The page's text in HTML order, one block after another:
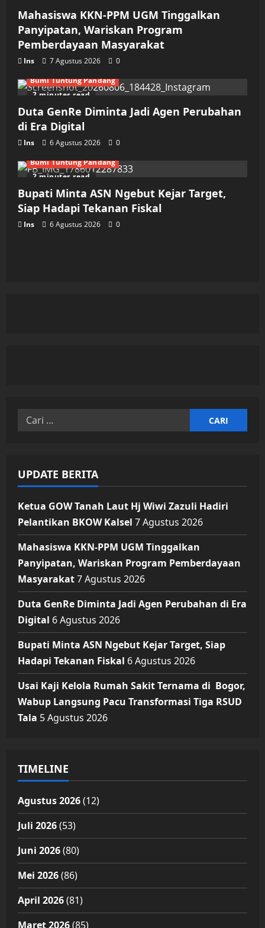
Mahasiswa KKN-PPM UGM Tinggalkan
Panyipatan, Wariskan Program
Pemberdayaan Masyarakat
Ins 7 Agustus 2026 0
2 minutes read
Bumi Tuntung Pandang
Duta GenRe Diminta Jadi Agen Perubahan
di Era Digital
Ins 6 Agustus 2026 0
2 minutes read
Bumi Tuntung Pandang
Bupati Minta ASN Ngebut Kejar Target,
Siap Hadapi Tekanan Fiskal
Ins 6 Agustus 2026 0
Cari
UPDATE BERITA
Ketua GOW Tanah Laut Hj Wiwi Zazuli Hadiri
Pelantikan BKOW Kalsel 7 Agustus 2026
Mahasiswa KKN-PPM UGM Tinggalkan
Panyipatan, Wariskan Program Pemberdayaan
Masyarakat7 Agustus 2026
Duta GenRe Diminta Jadi Agen Perubahan di Era
Digital 6 Agustus 2026
Bupati Minta ASN Ngebut Kejar Target, Siap
Hadapi Tekanan Fiskal 6 Agustus 2026
Usai Kaji Kelola Rumah Sakit Ternama di Bogor,
Wabup Langsung Pacu Transformasi Tiga RSUD
Tala 5 Agustus 2026
TIMELINE
Agustus 2026(12)
Juli 2026(53)
Juni 2026(80)
Mei 2026(86)
April 2026(81)
Maret 2026(85)